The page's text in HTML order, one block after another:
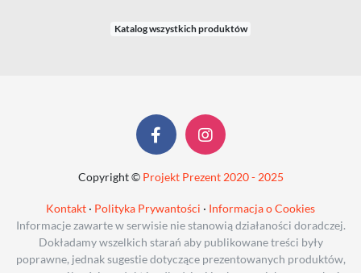
Katalog wszystkich produktów
Copyright © Projekt Prezent 2020 - 2025
Kontakt · Polityka Prywantości · Informacja o Cookies
Informacje zawarte w serwisie nie stanowią działaności doradczej.
Dokładamy wszelkich starań aby publikowane treści były
poprawne, jednak sugestie dotyczące prezentowanych produktów,